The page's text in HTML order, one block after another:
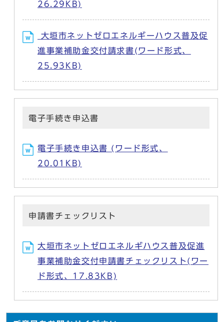
26.29KB)
大垣市ネットゼロエネルギーハウス普及促
進事業補助金交付請求書(ワード形式、
25.93KB)
電子手続き申込書
電子手続き申込書 (ワード形式、
20.01KB)
申請書チェックリスト
大垣市ネットゼロエネルギハウス普及促進
事業補助金交付申請書チェックリスト(ワー
ド形式、17.83KB)